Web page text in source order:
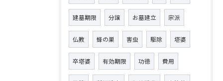
建墓期限 分譲 お墓建立 宗派
仏教 蜂の巣 害虫 駆除 塔婆
卒塔婆 有効期限 功徳 費用